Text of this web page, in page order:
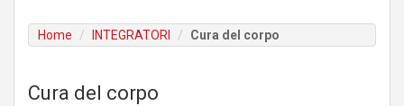
Home INTEGRATORI Cura del corpo
Cura del corpo